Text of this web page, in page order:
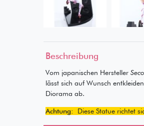
Beschreibung
Vom japanischen Hersteller
lässt sich auf Wunsch
Diorama ab.
Achtung: Diese Statue richtet